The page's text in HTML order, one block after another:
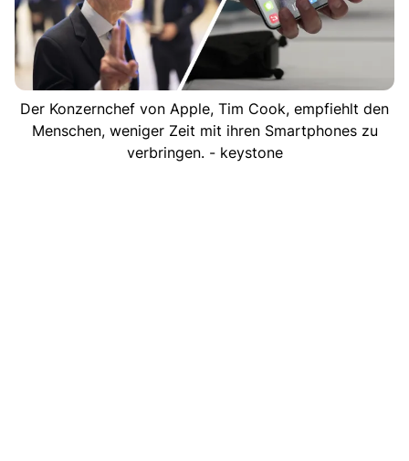
Der Konzernchef von Apple, Tim Cook, empfiehlt den
Menschen, weniger Zeit mit ihren Smartphones zu
verbringen. - keystone